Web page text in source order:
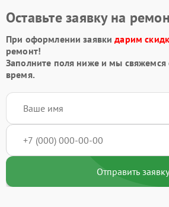
Оставьте заявку на
При оформлении заявкидарим
ремонт!
Заполните поля ниже и мы
время.
Отправить заявку